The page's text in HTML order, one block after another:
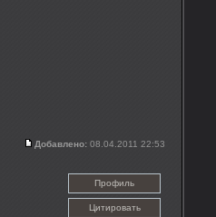
Добавлено: 08.04.2011 22:53
Профиль
Цитировать